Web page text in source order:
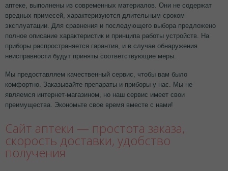
аптеке, выполнены из современных материалов. Они не содержат
вредных примесей, характеризуются длительным сроком
эксплуатации. Для сравнения и последующего выбора предложено
полное описание характеристик и принципа работы устройств. На
приборы распространяется гарантия, и в случае обнаружения
неисправности будут приняты соответствующие меры.
Мы предоставляем качественный сервис, чтобы вам было
комфортно. Заказывайте препараты и приборы у нас. Мы не
являемся интернет-магазином, но наш сервис имеет свои
преимущества. Экономьте свое время вместе с нами!
Сайт аптеки — простота заказа,
скорость доставки, удобство
получения